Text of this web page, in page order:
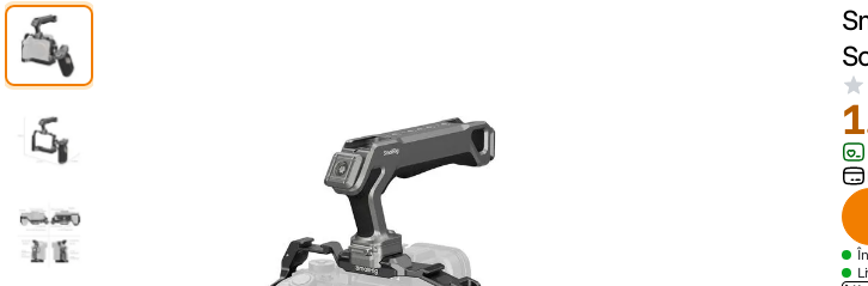
canon sx740 hs
lavaliera
sony fx
1